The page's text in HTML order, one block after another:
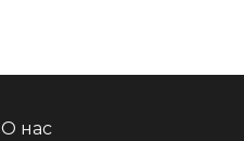
О нас